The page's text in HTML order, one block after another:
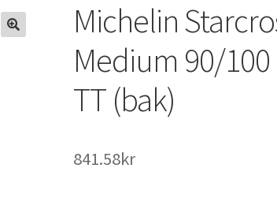
Michelin
Medium 90/100
TT (bak)
841.58kr